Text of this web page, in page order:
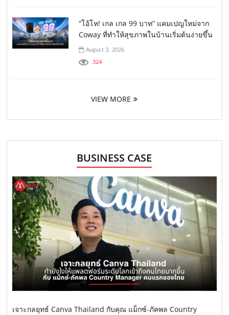
“โอ้โห! เกล เกล 99 บาท” แคมเปญใหม่จาก
Coway ที่ทำให้สุขภาพในบ้านเริ่มต้นง่ายขึ้น
August 3, 2026
324
VIEW MORE
BUSINESS CASE
เจาะกลยุทธ์ Canva Thailand กับคุณ แม็กซ์-ภัคพล Country